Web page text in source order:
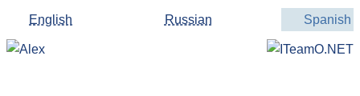
English Russian Spanish